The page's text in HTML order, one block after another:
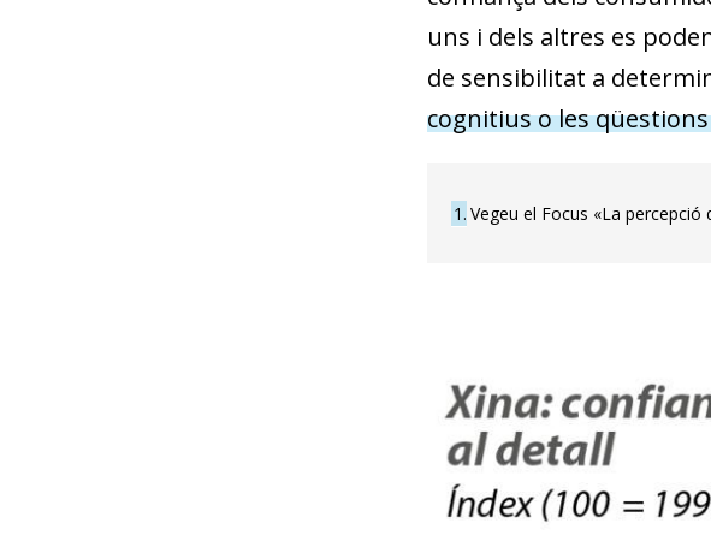
uns i dels altres es
de sensibilitat a
cognitius o les
1 Vegeu el Focus «La percepció